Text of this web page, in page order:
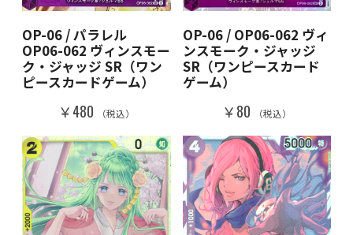
OP-06 / パラレル
OP06-062 ヴィンスモー
ク・ジャッジ SR（ワン
ピースカードゲーム）
￥480 （税込）
OP-06 / OP06-062 ヴィ
ンスモーク・ジャッジ
SR（ワンピースカード
ゲーム）
￥80 （税込）